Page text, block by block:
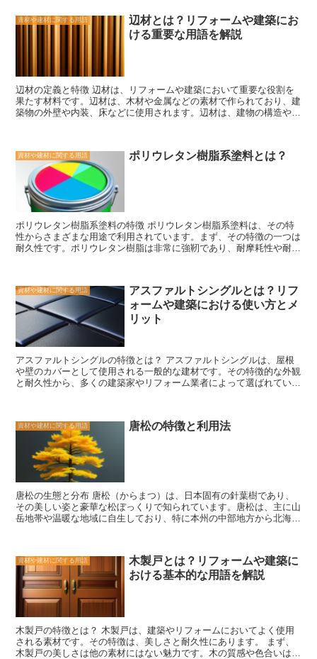
資材や建材に関する用語
辺材とは？リフォームや建築にお
ける重要な用語を解説
辺材の定義と特徴 辺材は、リフォームや建築において重要な役割を
果たす材料です。辺材は、木材や金属などの素材で作られており、建
築物の外壁や内装、床などに使用されます。辺材は、建物の構造やデ
内部に使用される辺材も、長期間の使用に耐える必要があります。
さらに、辺材はデザインにも重要な役割を果たします。建物の外観や
内装の印象を左右するため、適切な色や質感を選ぶことが重要です。
また、辺材の形状やパターンもデザインに影響を与えます。 辺材の
選択には、耐久性やデザインだけでなく、コストやメンテナンスの容
易さなども考慮する必要があります。例えば、木材は自然素材であ
り、温かみや風合いがありますが、定期的なメンテナンスが必要で
す。一方、金属は耐久性が高く、メンテナンスが比較的容易ですが、
デザインの選択肢が限られる場合もあります。 辺材は、建物の外観
を作り出すことにも繋がります。リフォームや建築を行う際には、辺
材の選択に十分な注意を払い、専門家のアドバイスを受けることをお
すすめします。
資材や建材に関する用語 ポリウレタン樹脂系塗料とは？
ポリウレタン樹脂系塗料の特徴 ポリウレタン樹脂系塗料は、その特
性からさまざまな用途で利用されています。まず、その特徴の一つは
耐久性です。ポリウレタン樹脂は非常に強靭であり、耐摩耗性や耐候
は、樹脂の特性によるもので、他の材料との接着力が非常に高いで
す。そのため、金属やプラスチックなどのさまざまな素材に対しても
優れた接着力を発揮し、長期間にわたって剥がれることなく美しい仕
上がりを保つことができます。 さらに、ポリウレタン樹脂系塗料は
耐薬品性にも優れています。一般的な塗料では薬品による変色や劣化
が起こることがありますが、ポリウレタン樹脂系塗料はそのような影
響を受けにくいです。そのため、化学工場や食品工場など、薬品の使
用が多い場所でも安心して使用することができます。 さらに、ポリ
ウレタン樹脂系塗料は耐熱性にも優れています。一般的な塗料では高
ームやオーブンなど、高温環境下での使用に適しています。 以上の
ように、ポリウレタン樹脂系塗料は耐久性、接着力、耐薬品性、耐熱
性など、さまざまな特徴を持っています。そのため、さまざまな用途
で幅広く利用されており、その優れた性能から多くの人々に支持され
ています。
資材や建材に関する用語
アスファルトシングルとは？リフ
ォームや建築における使い方とメ
リット
アスファルトシングルの特徴とは？ アスファルトシングルは、屋根
や壁のカバーとして使用される一般的な建材です。その特徴的な外観
と耐久性から、多くの建築家やリフォーム業者によって選ばれていま
クを軽減することができます。 さらに、アスファルトシングルは施
工が比較的簡単であり、コスト効率も高いという利点もあります。そ
のため、リフォームや新築の際にも人気があります。また、様々な色
やデザインのアスファルトシングルが市場に存在し、建物の外観に合
わせて選ぶことができます。 さらに、アスファルトシングルはメン
テナンスが比較的容易です。定期的な清掃や修理が必要ですが、一般
的な屋根材よりも手間がかからず、コストも抑えられます。 ただ
し、アスファルトシングルにはいくつかの注意点もあります。例え
ば、長期間の使用によって劣化することがありますので、定期的な点
ァルトシングルは耐久性、耐火性、施工の容易さ、コスト効率の良さ
など、多くのメリットを持っています。建築やリフォームの際には、
アスファルトシングルを検討する価値があります。ただし、適切なメ
ンテナンスを行い、注意点にも留意することが重要です。
資材や建材に関する用語 唐松の特徴と利用法
唐松の生態と分布 唐松（からまつ）は、日本固有の針葉樹であり、
その美しい姿と豪華な松ぼっくりで知られています。唐松は、主に山
岳地帯や温暖な地域に自生しており、特に本州の中部地方から北海道
っています。これらの特徴から、唐松は風格があり、日本庭園や公園
などでよく利用されています。 唐松は、寒さにも強く、乾燥した環
境にも適応しています。そのため、山岳地帯や海岸地域など、他の樹
木が生育困難な場所でも見かけることができます。また、唐松は松ぼ
く、装飾品や飾り物としても利用されています。 唐松の分布は、日
本国内に限られていますが、その美しい姿と利便性から、海外でも人
気があります。特に、北米やヨーロッパなどの寒冷地で栽培されてお
り、日本の文化を広める一助となっています。 唐松は、日本の自然
資材や建材に関する用語
木製戸とは？リフォームや建築に
おける基本的な用語を解説
木製戸の特徴とは？ 木製戸は、建築やリフォームにおいてよく使用
される素材です。その特徴は、美しさと耐久性にあります。 まず、
木製戸の美しさは他の素材にはない魅力です。木の質感や色合いは、